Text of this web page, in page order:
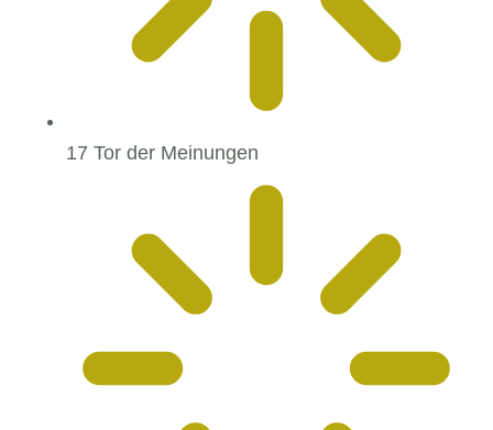
17 Tor der Meinungen